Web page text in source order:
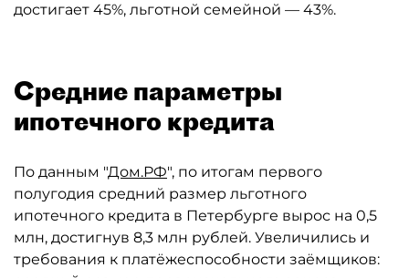
достигает 45%, льготной семейной — 43%.
Средние параметры
ипотечного кредита
По данным "Дом.РФ", по итогам первого
полугодия средний размер льготного
ипотечного кредита в Петербурге вырос на 0,5
млн, достигнув 8,3 млн рублей. Увеличились и
требования к платёжеспособности заёмщиков: